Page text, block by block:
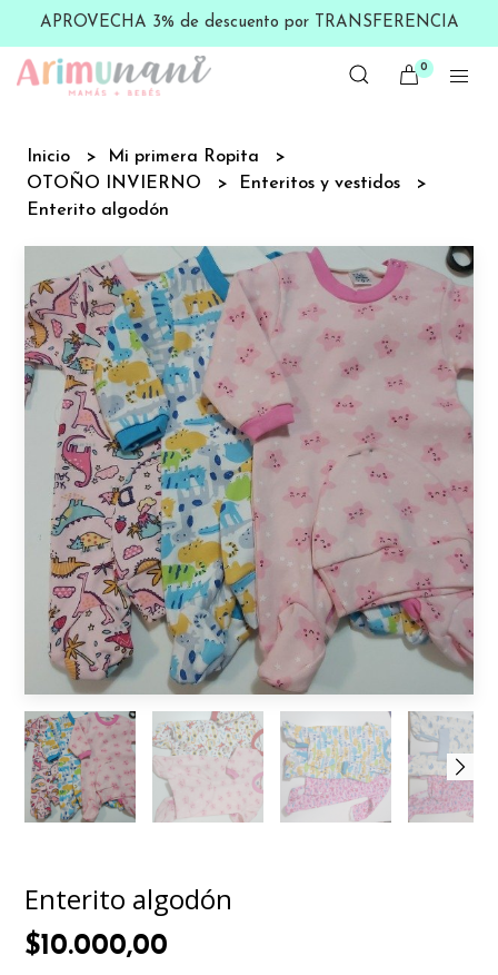
APROVECHA 3% de descuento por TRANSFERENCIA
0
Inicio
Mi primera Ropita
OTOÑO INVIERNO
Enteritos y vestidos
Enterito algodón
Enterito algodón
$10.000,00